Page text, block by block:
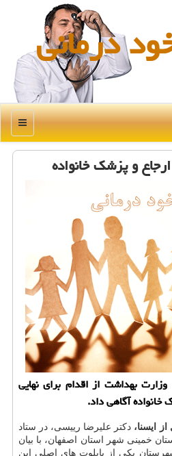
درمانی
منو
و پزشك خانواده
بهداشت از اقدام برای نهایی
آگاهی داد.
ایسنا، دكتر علیرضا رییسی، در ستاد
خمینی شهر استان اصفهان، با بیان
یكی از پایلوت های اصلی این